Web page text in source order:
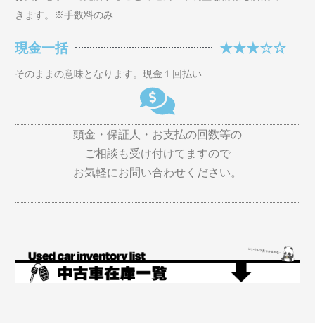
きます。※手数料のみ
現金一括 ★★★☆☆
そのままの意味となります。現金１回払い
頭金・保証人・お支払の回数等の
ご相談も受け付けてますので
お気軽にお問い合わせください。